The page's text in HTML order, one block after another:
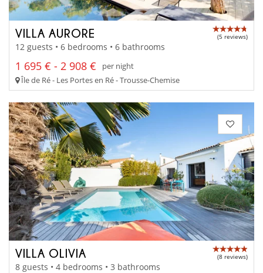
VILLA AURORE (5 reviews)
12 guests • 6 bedrooms • 6 bathrooms
1 695 € - 2 908 €
per night
Île de Ré - Les Portes en Ré - Trousse-Chemise
VILLA OLIVIA (8 reviews)
8 guests • 4 bedrooms • 3 bathrooms